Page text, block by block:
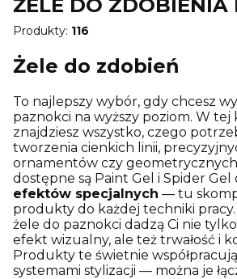
ŻELE DO ZDOBIENIA
Produkty: 116
Żele do zdobień
To najlepszy wybór, gdy chcesz
paznokci na wyższy poziom. W tej
znajdziesz wszystko, czego
tworzenia cienkich linii,
ornamentów czy
dostępne są Paint Gel i Spider Gel
efektów specjalnych — tu
produkty do każdej techniki
żele do paznokci dadzą Ci nie
efekt wizualny, ale też trwałość i
Produkty te świetnie
systemami stylizacji — można je